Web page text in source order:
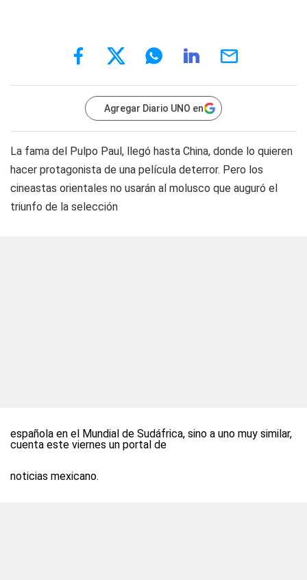
Agregar Diario UNO en
La fama del Pulpo Paul, llegó hasta China, donde lo quieren
hacer protagonista de una película deterror. Pero los
cineastas orientales no usarán al molusco que auguró el
triunfo de la selección
española en el Mundial de Sudáfrica, sino a uno muy similar,
cuenta este viernes un portal de
noticias mexicano.